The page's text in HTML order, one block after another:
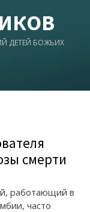
ДЕТЕЙ БОЖЬИХ
смерти
работающий в
часто